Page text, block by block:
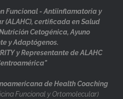
Funcional - Antiinflamatoria y
(ALAHC), certificada en Salud
Cetogénica, Ayuno
y Adaptógenos.
y Representante de ALAHC
de Health Coaching
Funcional y Ortomolecular)